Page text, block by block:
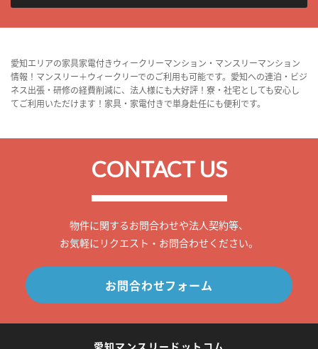
愛知エリアの家具家電付きウィークリーマンション・マンスリーマンション
情報！マンスリー＋ウィークリーでのご利用も可能です。愛知への連泊・ビジ
ネス出張・研修の経費削減に、法人様にも大好評！寮・社宅としても安心し
てご利用いただけます！家具・家電付きで単身赴任にも便利です。
CONTACT US
物件に関するお問合わせや法人契約等、
お気軽にリクエスト・お問合わせください。
お問合わせフォーム
愛知マンスリードットコム